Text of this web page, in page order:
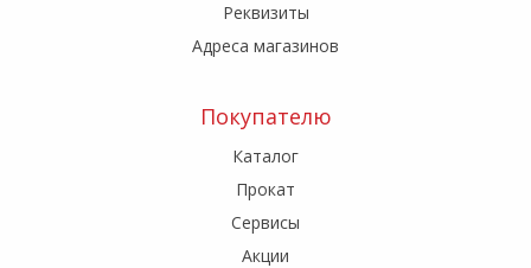
Реквизиты
Адреса магазинов
Покупателю
Каталог
Прокат
Сервисы
Акции